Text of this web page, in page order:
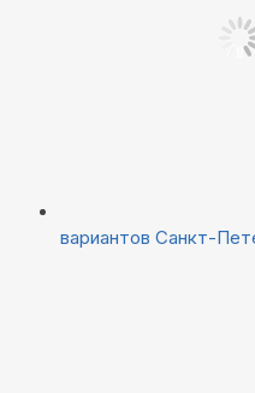
вариантов Санкт-